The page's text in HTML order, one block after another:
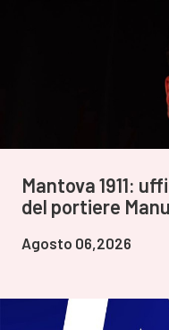
Mantova 1911:
del portiere
Agosto 06,2026